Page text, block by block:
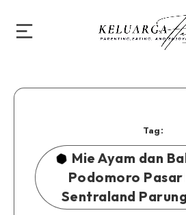
Tag:
Mie Ayam dan
Podomoro
Sentraland